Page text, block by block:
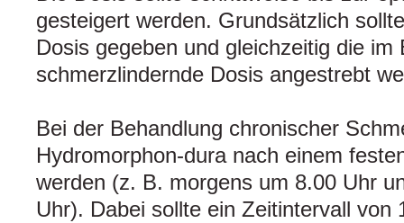
gesteigert werden. Grundsätzlich
Dosis gegeben und gleichzeitig die im
schmerzlindernde Dosis angestrebt
Bei der Behandlung chronischer
Hydromorphon-dura nach einem
werden (z. B. morgens um 8.00 Uhr
Uhr). Dabei sollte ein Zeitintervall von